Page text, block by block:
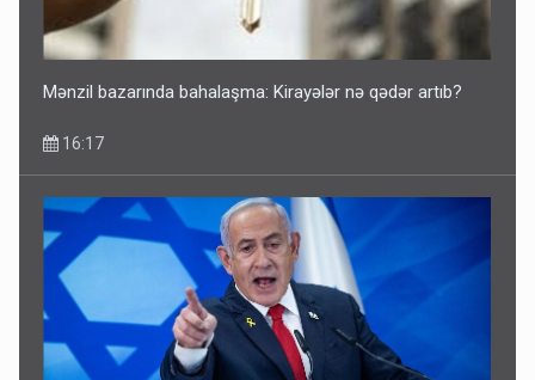
Avtomobil sahiblərinin nəzərinə: Kasko bahalaşır -
SƏBƏBLƏR
Mənzil bazarında bahalaşma: Kirayələr nə qədər artıb?
16:17